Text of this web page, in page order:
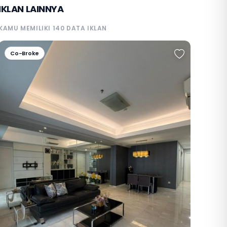
LAINNYA
MEMILIKI 140 DATA IKLAN
Co-Broke